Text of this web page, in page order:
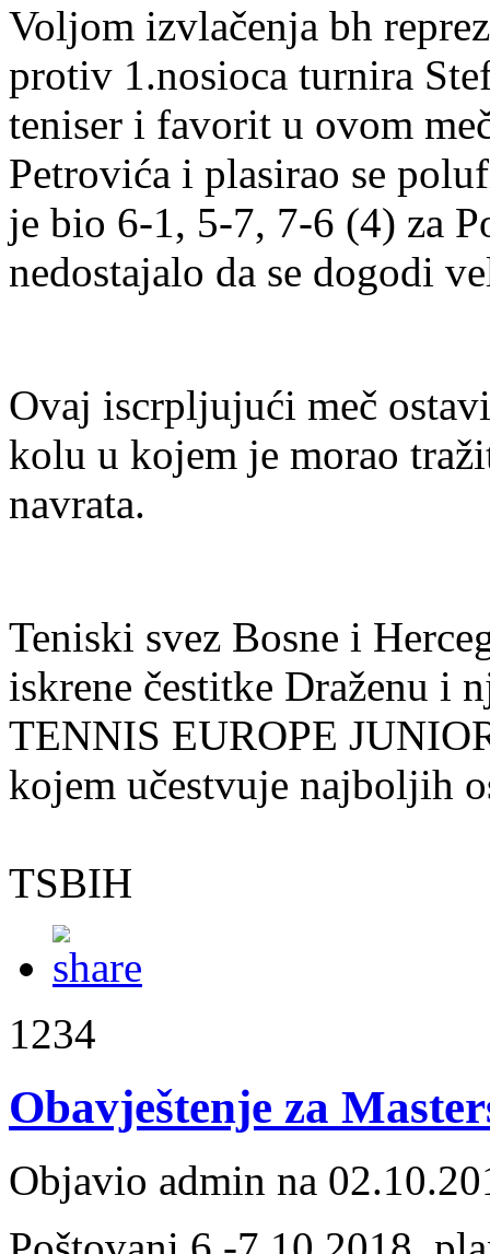
Voljom izvlačenja bh
protiv 1.nosioca turnira
teniser i favorit u ovom
Petrovića i plasirao se
je bio 6-1, 5-7, 7-6 (4) za
nedostajalo da se dogodi
Ovaj iscrpljujući meč
kolu u kojem je morao
navrata.
Teniski svez Bosne i
iskrene čestitke Draženu i
TENNIS EUROPE
kojem učestvuje najboljih
TSBIH
1234
Obavještenje za
Objavio admin na